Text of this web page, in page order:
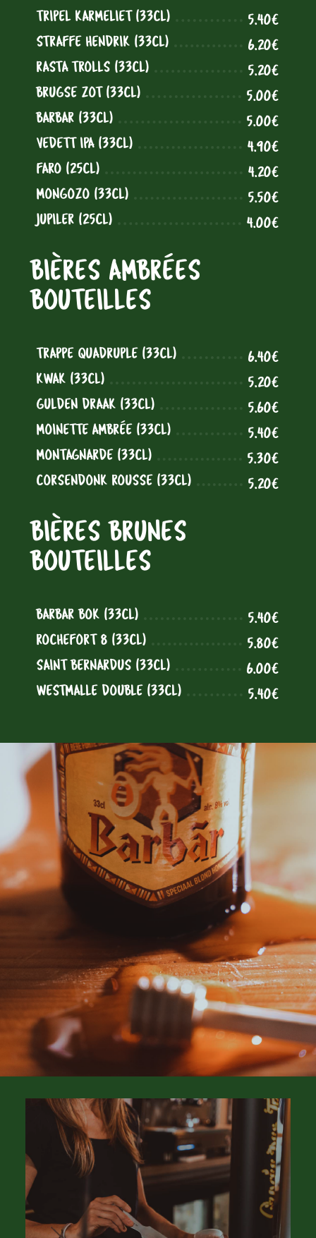
TRIPEL KARMELIET (33CL)
5.40€
STRAFFE HENDRIK (33CL)
6.20€
RASTA TROLLS (33CL)
5.20€
BRUGSE ZOT (33CL)
5.00€
BARBAR (33CL)
5.00€
VEDETT IPA (33CL)
4.90€
FARO (25CL)
4.20€
MONGOZO (33CL)
5.50€
JUPILER (25CL)
4.00€
BIÈRES AMBRÉES
BOUTEILLES
TRAPPE QUADRUPLE (33CL)
6.40€
KWAK (33CL)
5.20€
GULDEN DRAAK (33CL)
5.60€
MOINETTE AMBRÉE (33CL)
5.40€
MONTAGNARDE (33CL)
5.30€
CORSENDONK ROUSSE (33CL)
5.20€
BIÈRES BRUNES
BOUTEILLES
BARBAR BOK (33CL)
5.40€
ROCHEFORT 8 (33CL)
5.80€
SAINT BERNARDUS (33CL)
6.00€
WESTMALLE DOUBLE (33CL)
5.40€